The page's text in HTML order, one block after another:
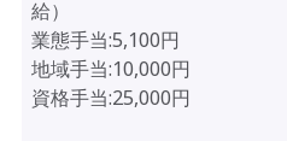
給）
業態手当:5,100円
地域手当:10,000円
資格手当:25,000円